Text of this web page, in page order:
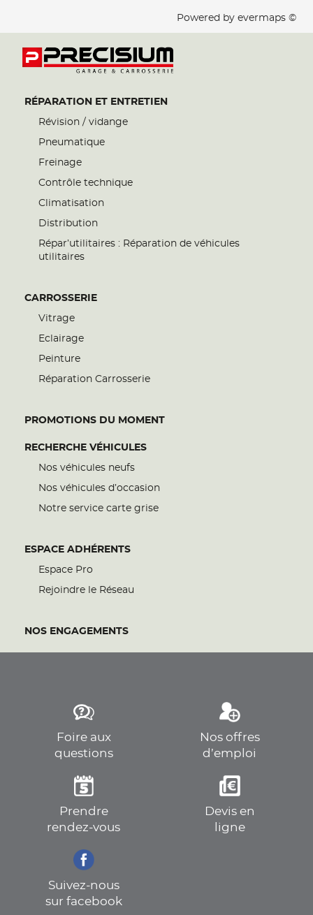
Powered by evermaps ©
RÉPARATION ET ENTRETIEN
Révision / vidange
Pneumatique
Freinage
Contrôle technique
Climatisation
Distribution
Répar’utilitaires : Réparation de véhicules
utilitaires
CARROSSERIE
Vitrage
Eclairage
Peinture
Réparation Carrosserie
PROMOTIONS DU MOMENT
RECHERCHE VÉHICULES
Nos véhicules neufs
Nos véhicules d’occasion
Notre service carte grise
ESPACE ADHÉRENTS
Espace Pro
Rejoindre le Réseau
NOS ENGAGEMENTS
Foire aux
questions
Nos offres
d’emploi
Prendre
rendez-vous
Devis en
ligne
Suivez-nous
sur facebook